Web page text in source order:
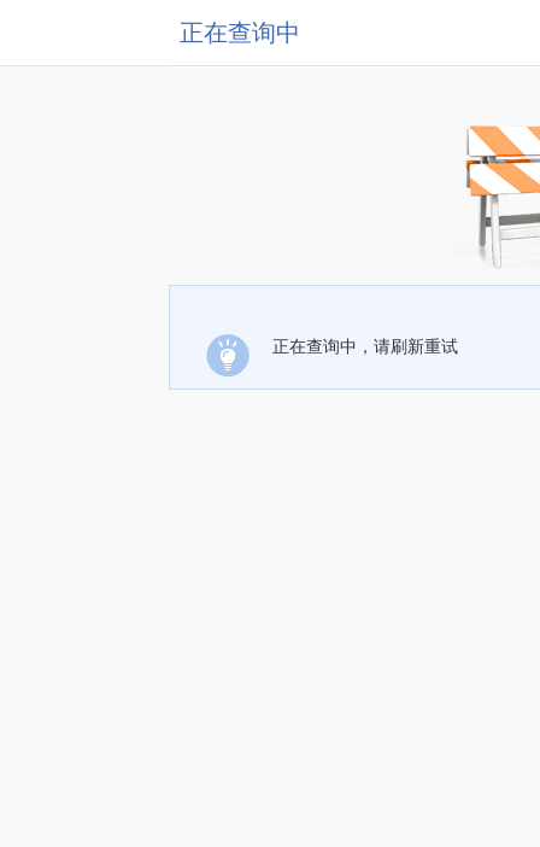
正在查询中
正在查询中，请刷新重试